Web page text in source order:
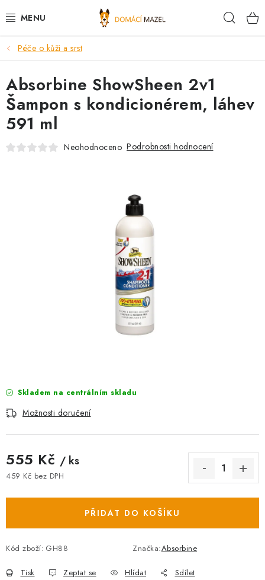
na
DOPORUČUJEME
VÝPRODEJ SKLADU
PSI
KOČKY
DOPRAVA PO OSTRAVĚ, HLUČÍNĚ A OKOLÍ
Věrnostní slevy
Péče o kůži a srst
Skladem na centrálním skladu
Možnosti doručení
555 Kč / ks
459 Kč bez DPH
PŘIDAT DO KOŠÍKU
Kód zboží: GH88 Značka:Absorbine
Tisk Zeptat se Hlídat Sdílet
Absorbine ShowSheen 2v1
Šampon s kondicionérem, láhev
591 ml
Neohodnoceno Podrobnosti hodnocení